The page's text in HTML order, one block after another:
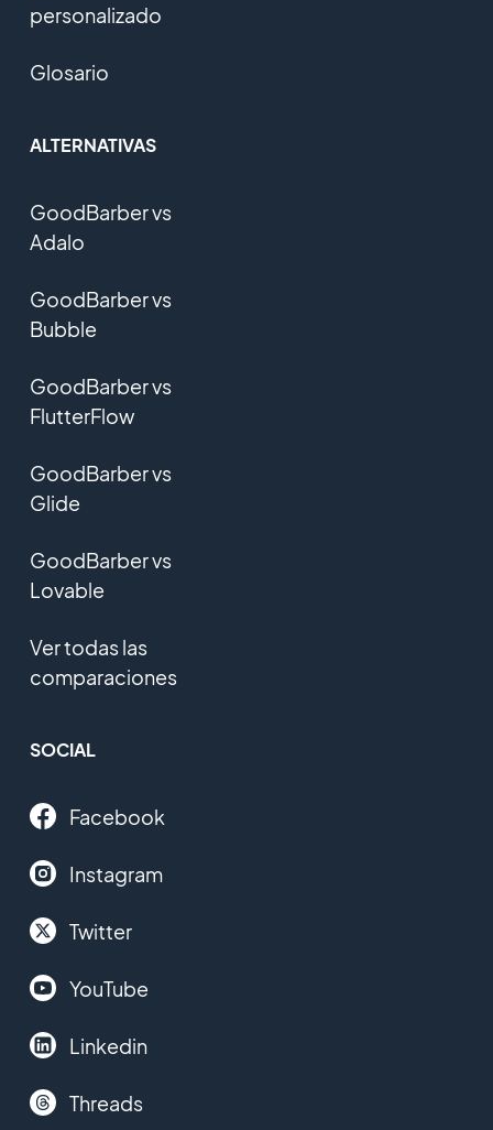
personalizado
Glosario
ALTERNATIVAS
GoodBarber vs
Adalo
GoodBarber vs
Bubble
GoodBarber vs
FlutterFlow
GoodBarber vs
Glide
GoodBarber vs
Lovable
Ver todas las
comparaciones
SOCIAL
Facebook
Instagram
Twitter
YouTube
Linkedin
Threads